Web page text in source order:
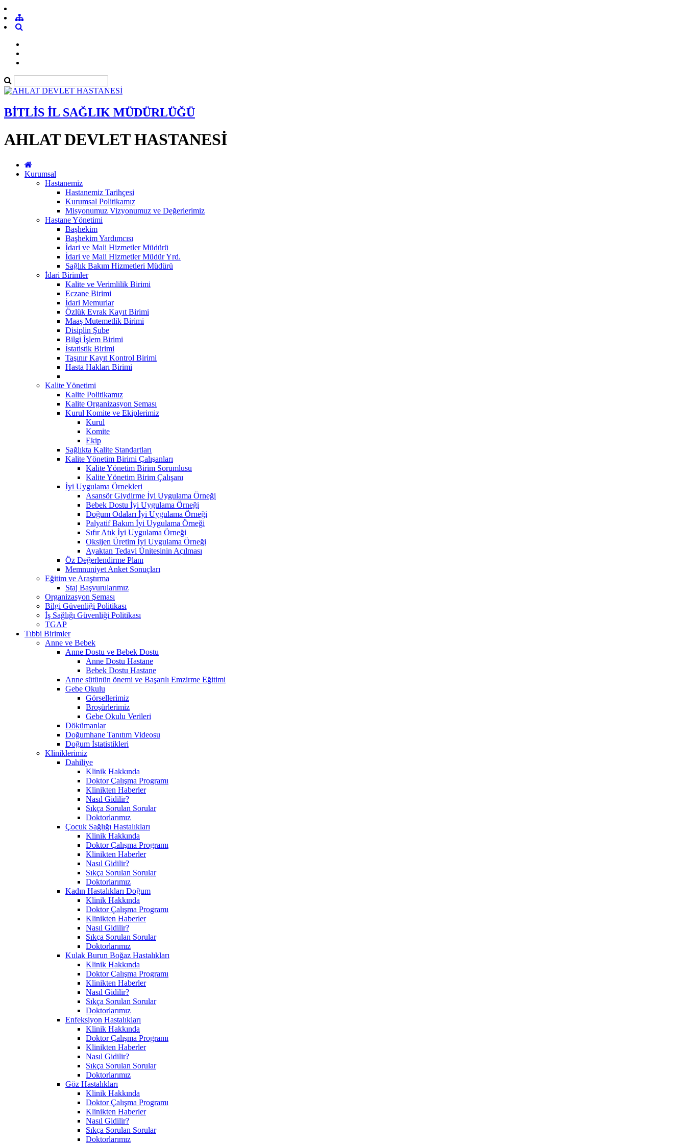
BİTLİS İL SAĞLIK MÜDÜRLÜĞÜ
AHLAT DEVLET HASTANESİ
Kurumsal
Hastanemiz
Hastanemiz Tarihçesi
Kurumsal Politikamız
Misyonumuz Vizyonumuz ve Değerlerimiz
Hastane Yönetimi
Başhekim
Başhekim Yardımcısı
İdari ve Mali Hizmetler Müdürü
İdari ve Mali Hizmetler Müdür Yrd.
Sağlık Bakım Hizmetleri Müdürü
İdari Birimler
Kalite ve Verimlilik Birimi
Eczane Birimi
İdari Memurlar
Özlük Evrak Kayıt Birimi
Maaş Mutemetlik Birimi
Disiplin Şube
Bilgi İşlem Birimi
İstatistik Birimi
Taşınır Kayıt Kontrol Birimi
Hasta Hakları Birimi
Kalite Yönetimi
Kalite Politikamız
Kalite Organizasyon Şeması
Kurul Komite ve Ekiplerimiz
Kurul
Komite
Ekip
Sağlıkta Kalite Standartları
Kalite Yönetim Birimi Çalışanları
Kalite Yönetim Birim Sorumlusu
Kalite Yönetim Birim Çalışanı
İyi Uygulama Örnekleri
Asansör Giydirme İyi Uygulama Örneği
Bebek Dostu İyi Uygulama Örneği
Doğum Odaları İyi Uygulama Örneği
Palyatif Bakım İyi Uygulama Örneği
Sıfır Atık İyi Uygulama Örneği
Oksijen Üretim İyi Uygulama Örneği
Ayaktan Tedavi Ünitesinin Açılması
Öz Değerlendirme Planı
Memnuniyet Anket Sonuçları
Eğitim ve Araştırma
Staj Başvurularımız
Organizasyon Şeması
Bilgi Güvenliği Politikası
İş Sağlığı Güvenliği Politikası
TGAP
Tıbbi Birimler
Anne ve Bebek
Anne Dostu ve Bebek Dostu
Anne Dostu Hastane
Bebek Dostu Hastane
Anne sütünün önemi ve Başarılı Emzirme Eğitimi
Gebe Okulu
Görsellerimiz
Broşürlerimiz
Gebe Okulu Verileri
Dökümanlar
Doğumhane Tanıtım Videosu
Doğum İstatistikleri
Kliniklerimiz
Dahiliye
Klinik Hakkında
Doktor Çalışma Programı
Klinikten Haberler
Nasıl Gidilir?
Sıkça Sorulan Sorular
Doktorlarımız
Çocuk Sağlığı Hastalıkları
Klinik Hakkında
Doktor Çalışma Programı
Klinikten Haberler
Nasıl Gidilir?
Sıkça Sorulan Sorular
Doktorlarımız
Kadın Hastalıkları Doğum
Klinik Hakkında
Doktor Çalışma Programı
Klinikten Haberler
Nasıl Gidilir?
Sıkça Sorulan Sorular
Doktorlarımız
Kulak Burun Boğaz Hastalıkları
Klinik Hakkında
Doktor Çalışma Programı
Klinikten Haberler
Nasıl Gidilir?
Sıkça Sorulan Sorular
Doktorlarımız
Enfeksiyon Hastalıkları
Klinik Hakkında
Doktor Çalışma Programı
Klinikten Haberler
Nasıl Gidilir?
Sıkça Sorulan Sorular
Doktorlarımız
Göz Hastalıkları
Klinik Hakkında
Doktor Çalışma Programı
Klinikten Haberler
Nasıl Gidilir?
Sıkça Sorulan Sorular
Doktorlarımız